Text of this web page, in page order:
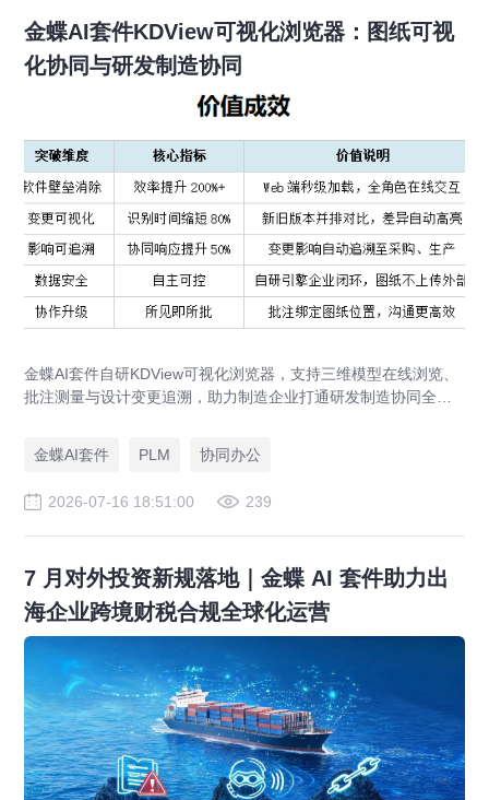
金蝶AI套件KDView可视化浏览器：图纸可视
化协同与研发制造协同
金蝶AI套件自研KDView可视化浏览器，支持三维模型在线浏览、
批注测量与设计变更追溯，助力制造企业打通研发制造协同全链
金蝶AI套件
PLM 协同办公
2026-07-16 18:51:00 239
7 月对外投资新规落地｜金蝶 AI 套件助力出
海企业跨境财税合规全球化运营